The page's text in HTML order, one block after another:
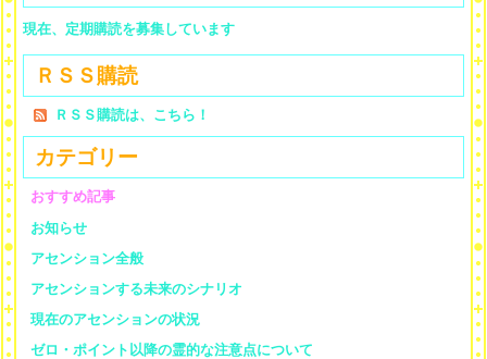
現在、定期購読を募集しています
ＲＳＳ購読
ＲＳＳ購読は、こちら！
カテゴリー
おすすめ記事
お知らせ
アセンション全般
アセンションする未来のシナリオ
現在のアセンションの状況
ゼロ・ポイント以降の霊的な注意点について